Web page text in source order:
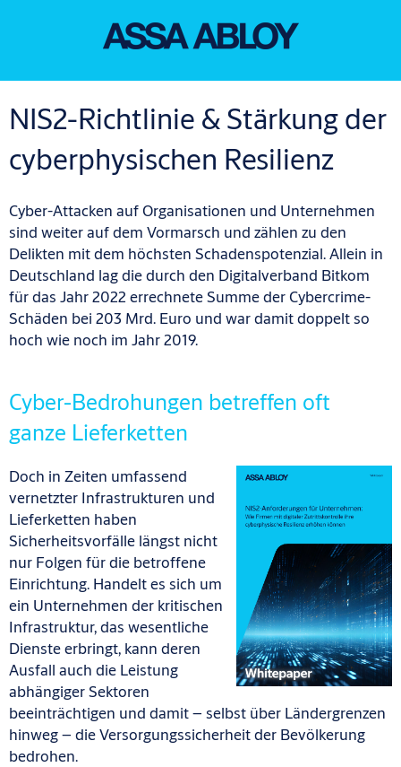
NIS2-Richtlinie & Stärkung der
cyberphysischen Resilienz
Cyber-Attacken auf Organisationen und Unternehmen
sind weiter auf dem Vormarsch und zählen zu den
Delikten mit dem höchsten Schadenspotenzial. Allein in
Deutschland lag die durch den Digitalverband Bitkom
für das Jahr 2022 errechnete Summe der Cybercrime-
Schäden bei 203 Mrd. Euro und war damit doppelt so
hoch wie noch im Jahr 2019.
Cyber-Bedrohungen betreffen oft
ganze Lieferketten
Doch in Zeiten umfassend
vernetzter Infrastrukturen und
Lieferketten haben
Sicherheitsvorfälle längst nicht
nur Folgen für die betroffene
Einrichtung. Handelt es sich um
ein Unternehmen der kritischen
Infrastruktur, das wesentliche
Dienste erbringt, kann deren
Ausfall auch die Leistung
abhängiger Sektoren
beeinträchtigen und damit – selbst über Ländergrenzen
hinweg – die Versorgungssicherheit der Bevölkerung
bedrohen.